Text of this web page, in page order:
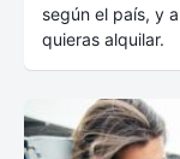
según el país, y
quieras alquilar.